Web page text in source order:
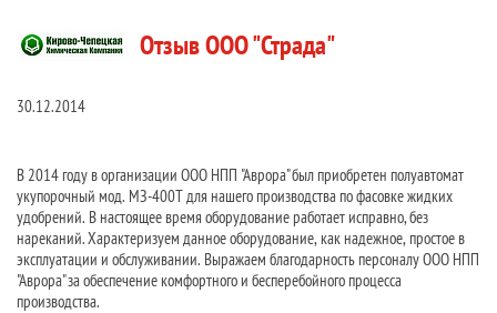
Отзыв ООО "Страда"
30.12.2014
В 2014 году в организации ООО НПП "Аврора" был приобретен полуавтомат
укупорочный мод. МЗ-400Т для нашего производства по фасовке жидких
удобрений. В настоящее время оборудование работает исправно, без
нареканий. Характеризуем данное оборудование, как надежное, простое в
эксплуатации и обслуживании. Выражаем благодарность персоналу ООО НПП
"Аврора" за обеспечение комфортного и бесперебойного процесса
производства.